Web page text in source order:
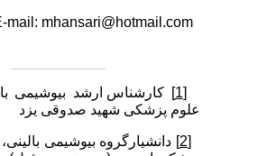
کارشناس ارشد بیوشیمی
علوم پزشکی شهید صدوقی یزد
دانشیارگروه بیوشیمی بالینی،